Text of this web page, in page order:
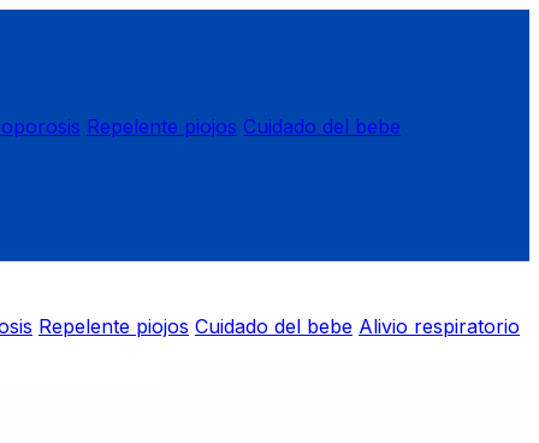
Repelente piojos Cuidado del bebe
Repelente piojos Cuidado del bebe Alivio respiratorio